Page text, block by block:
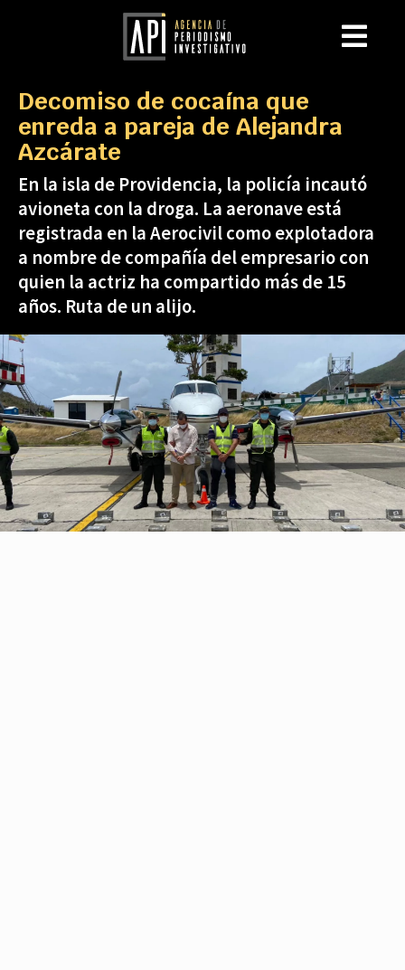
Decomiso de cocaína que
enreda a pareja de Alejandra
Azcárate
En la isla de Providencia, la policía incautó
avioneta con la droga. La aeronave está
registrada en la Aerocivil como explotadora
a nombre de compañía del empresario con
quien la actriz ha compartido más de 15
años. Ruta de un alijo.